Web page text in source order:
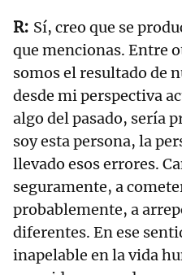
Sí, creo que se
que mencionas. Entre
somos el resultado de
desde mi perspectiva
algo del pasado, sería
soy esta persona, la
llevado esos errores.
seguramente, a
probablemente, a
diferentes. En ese
inapelable en la vida